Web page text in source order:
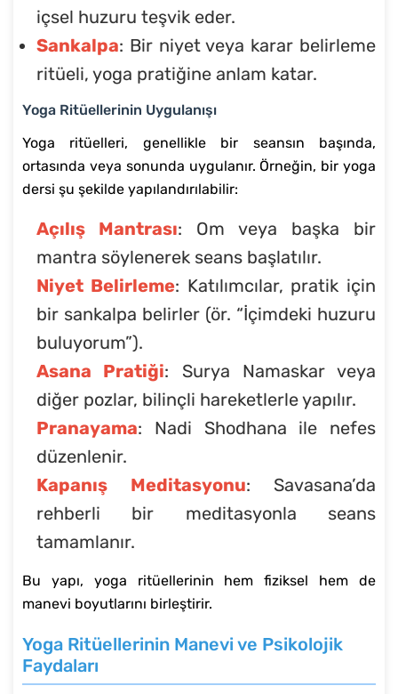
içsel huzuru teşvik eder.
Sankalpa: Bir niyet veya karar belirleme
ritüeli, yoga pratiğine anlam katar.
Yoga Ritüellerinin Uygulanışı
Yoga ritüelleri, genellikle bir seansın başında,
ortasında veya sonunda uygulanır. Örneğin, bir yoga
dersi şu şekilde yapılandırılabilir:
Açılış Mantrası: Om veya başka bir
mantra söylenerek seans başlatılır.
Niyet Belirleme: Katılımcılar, pratik için
bir sankalpa belirler (ör. “İçimdeki huzuru
buluyorum”).
Asana Pratiği: Surya Namaskar veya
diğer pozlar, bilinçli hareketlerle yapılır.
Pranayama: Nadi Shodhana ile nefes
düzenlenir.
Kapanış Meditasyonu: Savasana’da
rehberli bir meditasyonla seans
tamamlanır.
Bu yapı, yoga ritüellerinin hem fiziksel hem de
manevi boyutlarını birleştirir.
Yoga Ritüellerinin Manevi ve Psikolojik
Faydaları